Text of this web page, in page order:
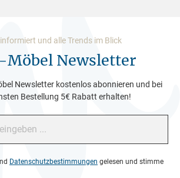
und alle Trends im Blick
Newsletter
Newsletter kostenlos abonnieren und bei
Bestellung 5€ Rabatt erhalten!
Datenschutzbestimmungen gelesen und stimme